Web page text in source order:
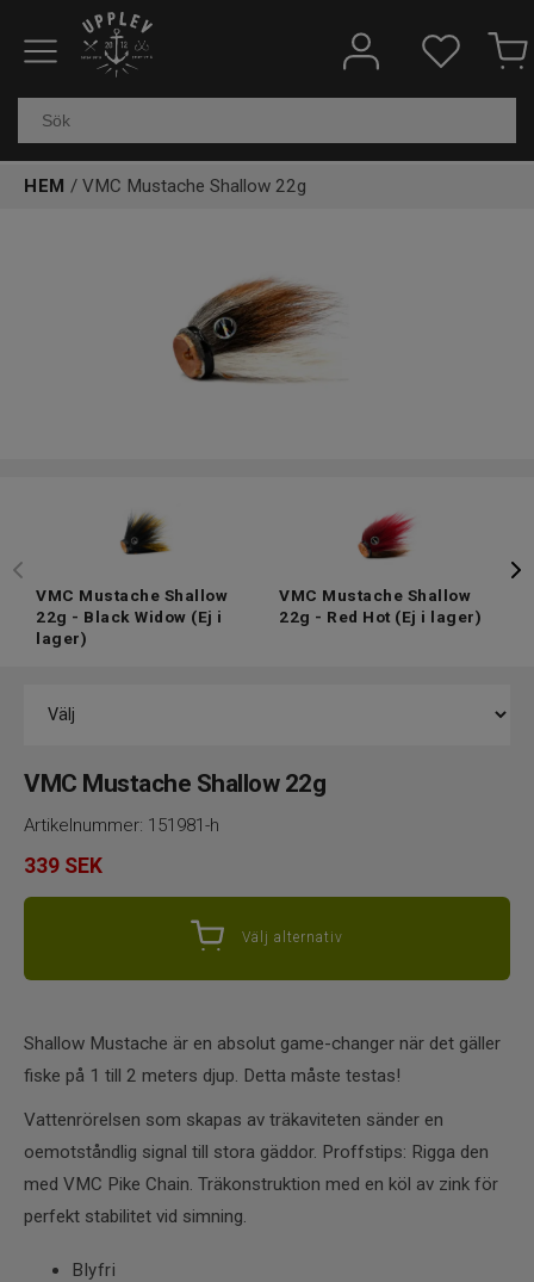
Fiskeredskap
HEM / VMC Mustache Shallow 22g
VMC Mustache Shallow
22g - Black Widow (Ej i
lager)
VMC Mustache Shallow
22g - Red Hot (Ej i lager)
VMC Mustache Shallow 22g
Artikelnummer: 151981-h
339 SEK
Välj alternativ
Shallow Mustache är en absolut game-changer när det gäller
fiske på 1 till 2 meters djup. Detta måste testas!
Vattenrörelsen som skapas av träkaviteten sänder en
oemotståndlig signal till stora gäddor. Proffstips: Rigga den
med VMC Pike Chain. Träkonstruktion med en köl av zink för
perfekt stabilitet vid simning.
Blyfri